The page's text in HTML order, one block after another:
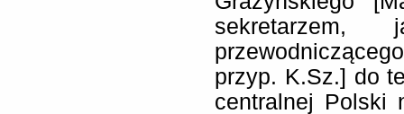
przyp. K.Sz.] do
centralnej Polski